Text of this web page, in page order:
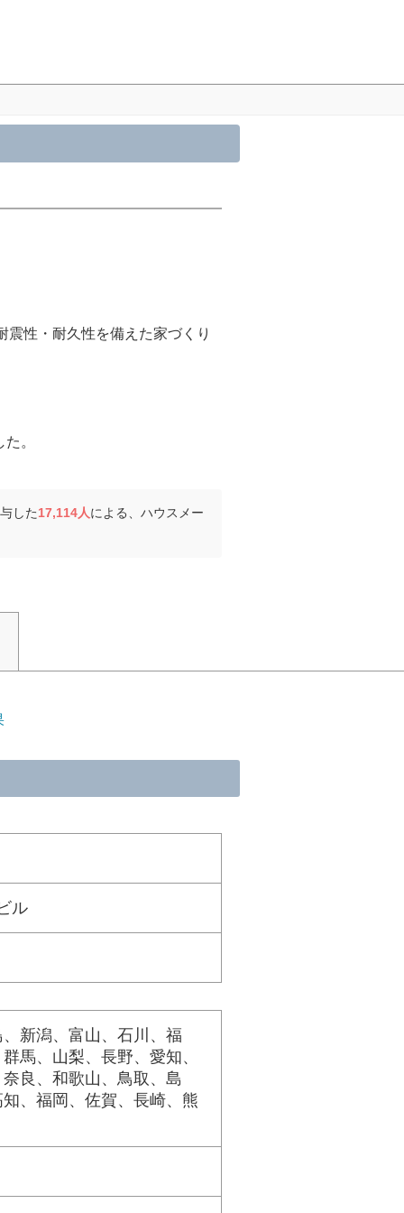
性・耐久性を備えた家づくり
。
した17,114人による、ハウスメー
ル
新潟、富山、石川、福
馬、山梨、長野、愛知、
良、和歌山、鳥取、島
、福岡、佐賀、長崎、熊